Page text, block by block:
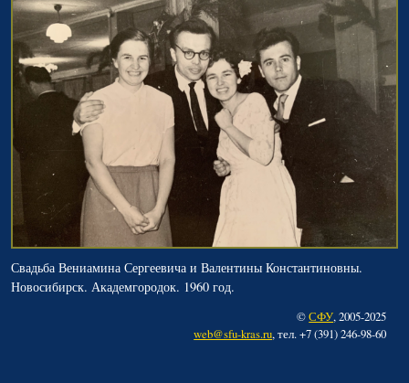
Свадьба Вениамина Сергеевича и Валентины Константиновны.
Новосибирск. Академгородок. 1960 год.
©СФУ, 2005-2025
web@sfu-kras.ru, тел. +7 (391) 246-98-60